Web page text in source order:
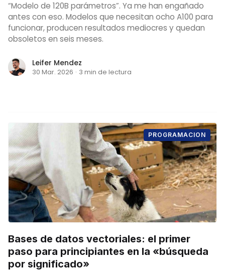
“Modelo de 120B parámetros”. Ya me han engañado
antes con eso. Modelos que necesitan ocho A100 para
funcionar, producen resultados mediocres y quedan
obsoletos en seis meses.
Leifer Mendez
30 Mar. 2026 · 3 min de lectura
PROGRAMACION
Bases de datos vectoriales: el primer
paso para principiantes en la «búsqueda
por significado»